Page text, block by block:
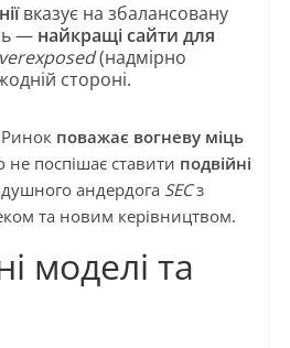
вказує на збалансовану
— найкращі сайти для
(надмірно
стороні.
поважає вогневу міць
не поспішає ставити подвійні
андердога SECз
та новим керівництвом.
моделі та